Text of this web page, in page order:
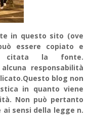
in questo sito (ove
essere copiato e
citata la fonte.
responsabilità
blog non
in quanto viene
Non può pertanto
sensi della legge n.